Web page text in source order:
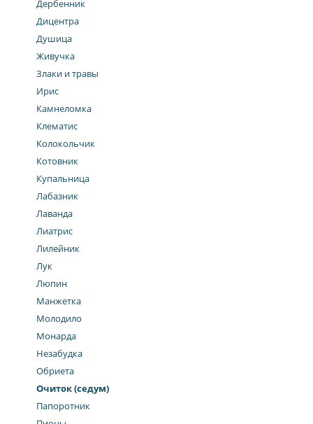
Дербенник
Дицентра
Душица
Живучка
Злаки и травы
Ирис
Камнеломка
Клематис
Колокольчик
Котовник
Купальница
Лабазник
Лаванда
Лиатрис
Лилейник
Лук
Люпин
Манжетка
Молодило
Монарда
Незабудка
Обриета
Очиток (седум)
Папоротник